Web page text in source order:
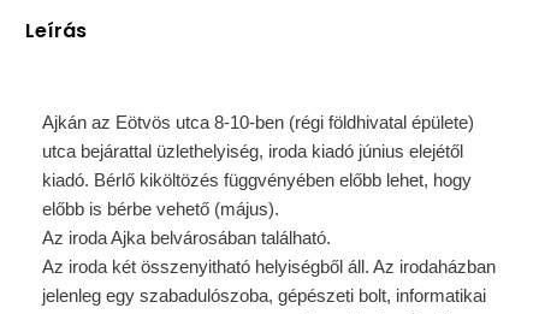
Leírás
Ajkán az Eötvös utca 8-10-ben (régi földhivatal épülete)
utca bejárattal üzlethelyiség, iroda kiadó június elejétől
kiadó. Bérlő kiköltözés függvényében előbb lehet, hogy
előbb is bérbe vehető (május).
Az iroda Ajka belvárosában található.
Az iroda két összenyitható helyiségből áll. Az irodaházban
jelenleg egy szabadulószoba, gépészeti bolt, informatikai